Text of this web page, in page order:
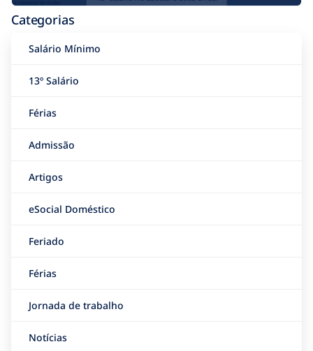
Categorias
Salário Mínimo
13º Salário
Férias
Admissão
Artigos
eSocial Doméstico
Feriado
Férias
Jornada de trabalho
Notícias